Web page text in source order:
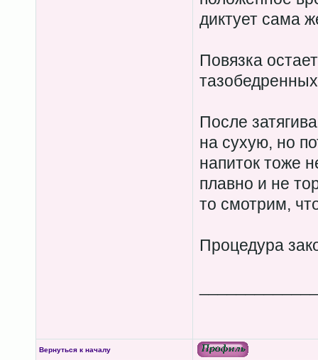
диктует сама
Повязка
После
на сухую, но
напиток тоже
плавно и не
то смотрим,
Процедура
Вернуться к началу